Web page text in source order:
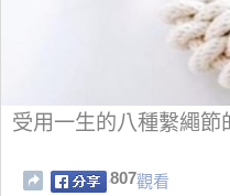
受用一生的八種繫繩節
807觀看